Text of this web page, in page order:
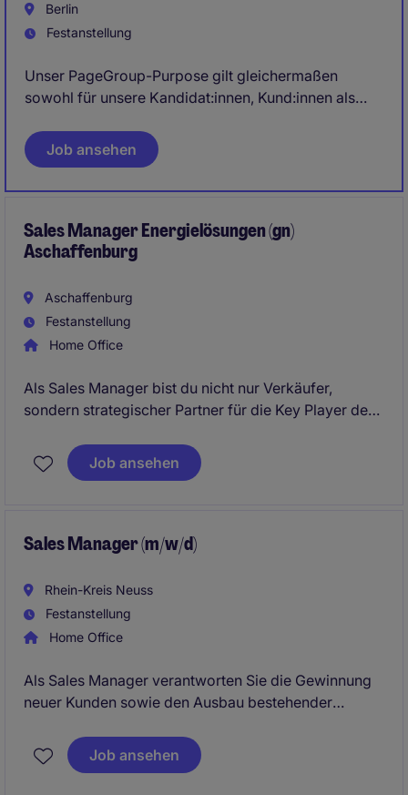
Berlin
Festanstellung
Unser PageGroup-Purpose gilt gleichermaßen
sowohl für unsere Kandidat:innen, Kund:innen als
interne Karriereentwicklung uns bei der PageGroup
besonders am Herzen liegt! Verändere auch Dein
Job ansehen
Sales Manager Energielösungen (gn)
Aschaffenburg
Aschaffenburg
Festanstellung
Home Office
Als Sales Manager bist du nicht nur Verkäufer,
sondern strategischer Partner für die Key Player der
und etablierst unsere Innovationen dort, wo sie den
größten Unterschied machen.
Job ansehen
Sales Manager (m/w/d)
Rhein-Kreis Neuss
Festanstellung
Home Office
Als Sales Manager verantworten Sie die Gewinnung
neuer Kunden sowie den Ausbau bestehender
den gesamten Vertriebsprozess von der ersten
Kontaktaufnahme bis zum Vertragsabschluss.
Job ansehen